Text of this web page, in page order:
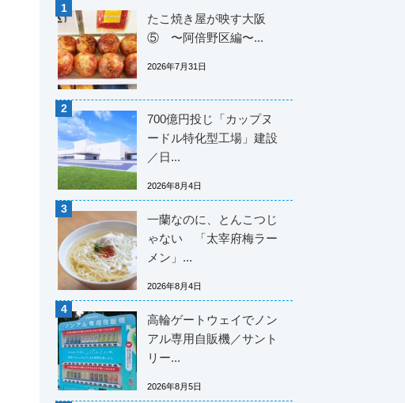
たこ焼き屋が映す大阪
⑤ 〜阿倍野区編〜...
2026年7月31日
700億円投じ「カップヌ
ードル特化型工場」建設
／日...
2026年8月4日
一蘭なのに、とんこつじ
ゃない 「太宰府梅ラー
メン」...
2026年8月4日
高輪ゲートウェイでノン
アル専用自販機／サント
リー...
2026年8月5日